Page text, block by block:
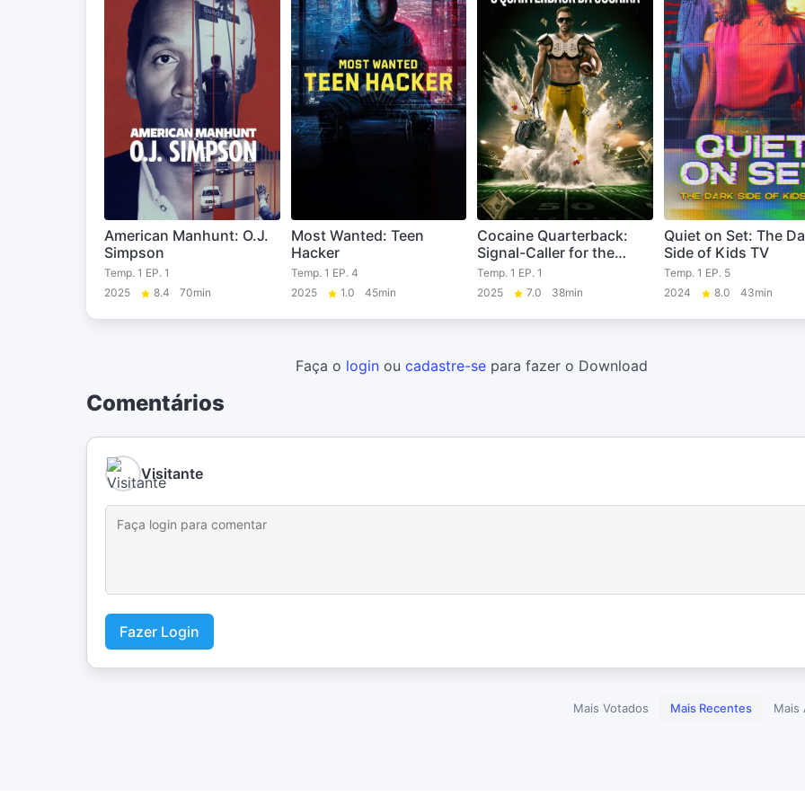
American Manhunt: O.J.
Simpson
Temp. 1 EP. 1
2025
8.4 70min
Most Wanted: Teen
Hacker
Temp. 1 EP. 4
2025
1.0 45min
Cocaine Quarterback:
Signal-Caller for the
Cartel
Temp. 1 EP. 1
2025
7.0 38min
Quiet on Set: The
Side of Kids TV
Temp. 1 EP. 5
2024
8.0 43min
Faça o login ou cadastre-se para fazer o Download
Comentários
Visitante
Fazer Login
Mais Votados Mais Recentes Mais